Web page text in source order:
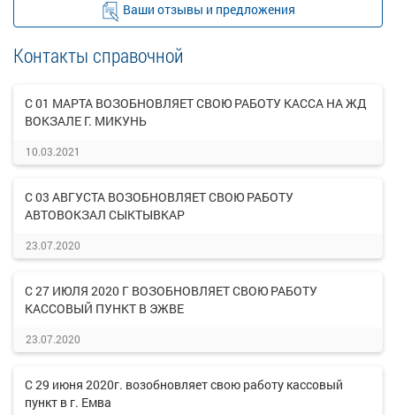
Ваши отзывы и предложения
Контакты справочной
С 01 МАРТА ВОЗОБНОВЛЯЕТ СВОЮ РАБОТУ КАССА НА ЖД
ВОКЗАЛЕ Г. МИКУНЬ
10.03.2021
С 03 АВГУСТА ВОЗОБНОВЛЯЕТ СВОЮ РАБОТУ
АВТОВОКЗАЛ СЫКТЫВКАР
23.07.2020
С 27 ИЮЛЯ 2020 Г ВОЗОБНОВЛЯЕТ СВОЮ РАБОТУ
КАССОВЫЙ ПУНКТ В ЭЖВЕ
23.07.2020
С 29 июня 2020г. возобновляет свою работу кассовый
пункт в г. Емва